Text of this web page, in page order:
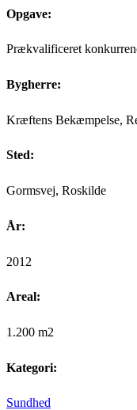
Opgave:
Prækvalificeret
Bygherre:
Kræftens Bekæmpelse,
Sted:
Gormsvej, Roskilde
År:
2012
Areal:
1.200 m2
Kategori:
Sundhed